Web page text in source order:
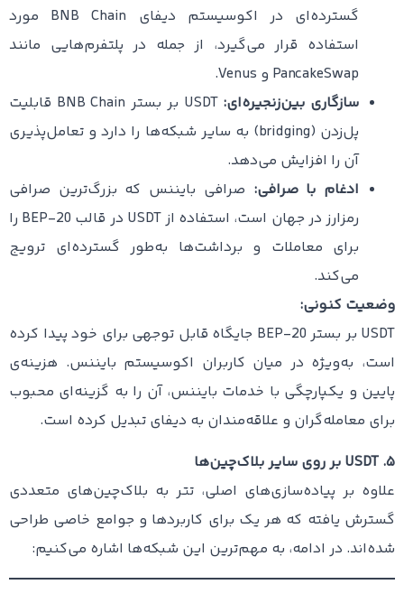
گسترده‌ای در اکوسیستم دیفای BNB Chain مورد
استفاده قرار می‌گیرد، از جمله در پلتفرم‌هایی مانند
PancakeSwap و Venus.
سازگاری بین‌زنجیره‌ای:
USDT بر بستر BNB Chain قابلیت
پل‌زدن (bridging) به سایر شبکه‌ها را دارد و تعامل‌پذیری
آن را افزایش می‌دهد.
ادغام با صرافی: صرافی بایننس که بزرگ‌ترین صرافی
رمزارز در جهان است، استفاده از USDT در قالب BEP-20 را
برای معاملات و برداشت‌ها به‌طور گسترده‌ای ترویج
می‌کند.
وضعیت کنونی:
USDT بر بستر BEP-20 جایگاه قابل توجهی برای خود پیدا کرده
است، به‌ویژه در میان کاربران اکوسیستم بایننس. هزینه‌ی
پایین و یکپارچگی با خدمات بایننس، آن را به گزینه‌ای محبوب
برای معامله‌گران و علاقه‌مندان به دیفای تبدیل کرده است.
۵. USDT بر روی سایر بلاک‌چین‌ها
علاوه بر پیاده‌سازی‌های اصلی، تتر به بلاک‌چین‌های متعددی
گسترش یافته که هر یک برای کاربردها و جوامع خاصی طراحی
شده‌اند. در ادامه، به مهم‌ترین این شبکه‌ها اشاره می‌کنیم: